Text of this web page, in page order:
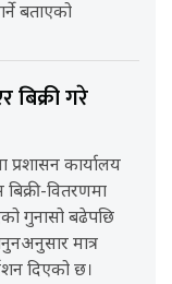
बताएको
बिक्री गरे
प्रशासन कार्यालय
वितरणमा
गुनासो बढेपछि
मात्र
दिएको छ।